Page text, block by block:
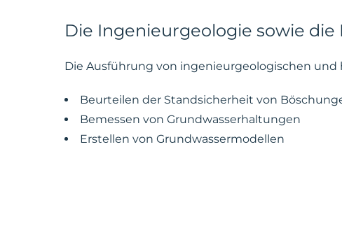
Die Ingenieurgeologie sowie
Die Ausführung von ingenieurgeologischen
Beurteilen der Standsicherheit von
Bemessen von Grundwasserhaltungen
Erstellen von Grundwassermodellen